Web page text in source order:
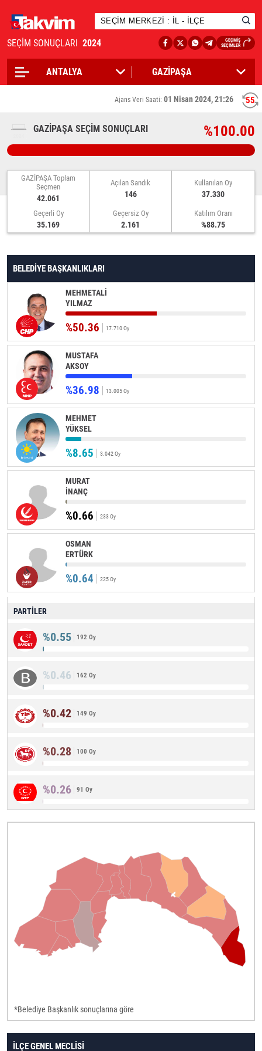
SEÇİM SONUÇLARI 2024
GEÇMİŞ
SEÇİMLER
55
Ajans Veri Saati: 01 Nisan 2024, 21:26
GAZİPAŞA SEÇİM SONUÇLARI %100.00
GAZİPAŞA Toplam
Seçmen
42.061
Açılan Sandık
146
Kullanılan Oy
37.330
Geçerli Oy
35.169
Geçersiz Oy
2.161
Katılım Oranı
%88.75
BELEDİYE BAŞKANLIKLARI
MEHMETALİ
YILMAZ
%50.36 17.710 Oy
MUSTAFA
AKSOY
%36.98 13.005 Oy
MEHMET
YÜKSEL
%8.65 3.042 Oy
MURAT
İNANÇ
%0.66 233 Oy
OSMAN
ERTÜRK
%0.64 225 Oy
PARTİLER
%0.55 192 Oy
%0.46 162 Oy
%0.42 149 Oy
%0.28 100 Oy
%0.26 91 Oy
*Belediye Başkanlık sonuçlarına göre
İLÇE GENEL MECLİSİ